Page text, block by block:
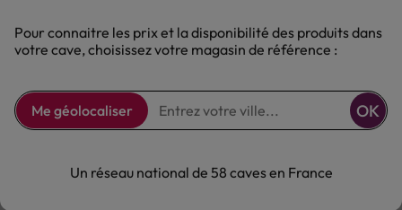
Pour connaitre les prix et la disponibilité des produits dans
votre cave, choisissez votre magasin de référence :
Me géolocaliser OK
Un réseau national de 58 caves en France